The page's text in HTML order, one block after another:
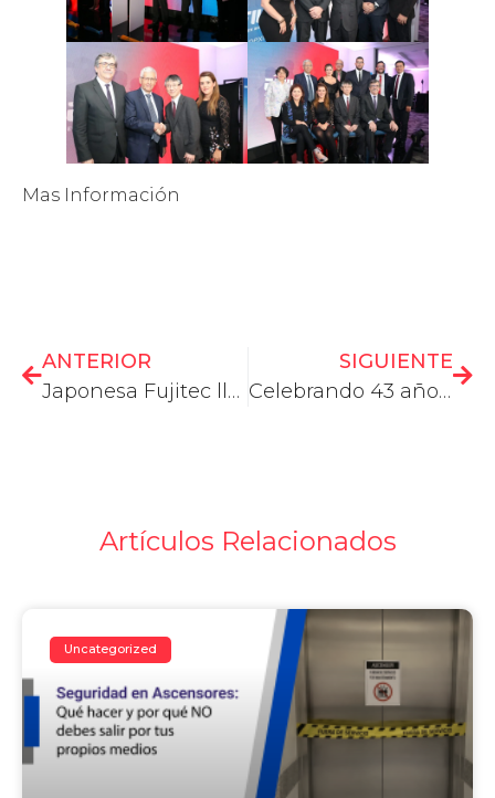
Mas Información
ANTERIOR
Japonesa Fujitec llega a Colombia de la mano de Estilo Ingeniería y extiende operaciones a Costa Rica y Panamá
SIGUIENTE
Celebrando 43 años de Excelencia en Transporte Vertical
Artículos Relacionados
Uncategorized